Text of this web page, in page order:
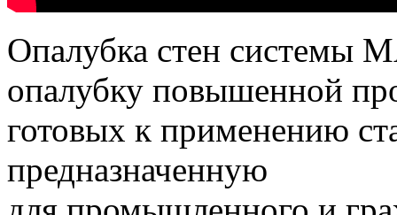
Опалубка стен системы
опалубку повышенной
готовых к применению
предназначенную